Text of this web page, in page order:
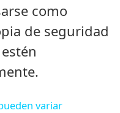
como
de seguridad
variar